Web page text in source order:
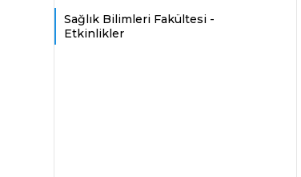
Sağlık Bilimleri Fakültesi -
Etkinlikler